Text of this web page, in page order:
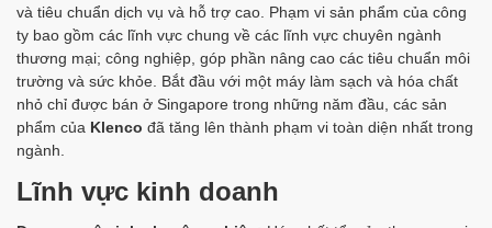
và tiêu chuẩn dịch vụ và hỗ trợ cao. Phạm vi sản phẩm của công
ty bao gồm các lĩnh vực chung về các lĩnh vực chuyên ngành
thương mại; công nghiệp, góp phần nâng cao các tiêu chuẩn môi
trường và sức khỏe. Bắt đầu với một máy làm sạch và hóa chất
nhỏ chỉ được bán ở Singapore trong những năm đầu, các sản
phẩm của Klenco đã tăng lên thành phạm vi toàn diện nhất trong
ngành.
Lĩnh vực kinh doanh